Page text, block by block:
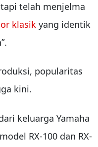
telah menjelma
klasik yang identik
popularitas
kini.
keluarga Yamaha
RX-100 dan RX-